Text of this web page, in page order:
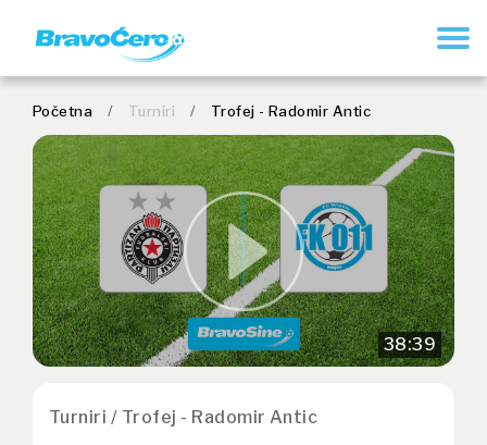
Početna / Turniri / Trofej - Radomir Antic
38:39
Turniri / Trofej - Radomir Antic